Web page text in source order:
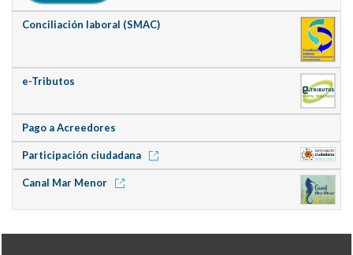
Conciliación laboral (SMAC)
e-Tributos
Pago a Acreedores
Participación ciudadana
Canal Mar Menor